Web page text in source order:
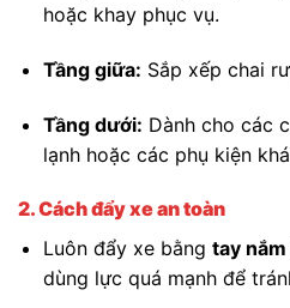
hoặc khay phục vụ.
Tầng giữa: Sắp xếp chai
Tầng dưới: Dành cho các
lạnh hoặc các phụ kiện
2. Cách đẩy xe an toàn
Luôn đẩy xe bằng tay
dùng lực quá mạnh để